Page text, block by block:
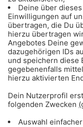
Die besten
Gong 96.3